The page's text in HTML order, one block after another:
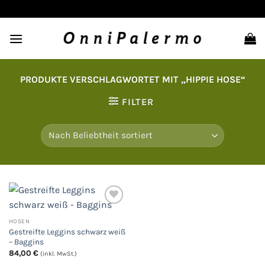
Inhalt
springen
PRODUKTE VERSCHLAGWORTET MIT „HIPPIE HOSE“
FILTER
die
HOSEN
Gestreifte Leggins schwarz weiß
– Baggins
84,00 € (inkl. MwSt.)